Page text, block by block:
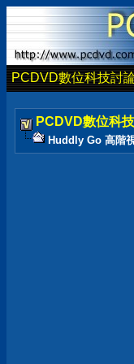
PCDVD數位科技討
PCDVD數位科
Huddly Go 高階